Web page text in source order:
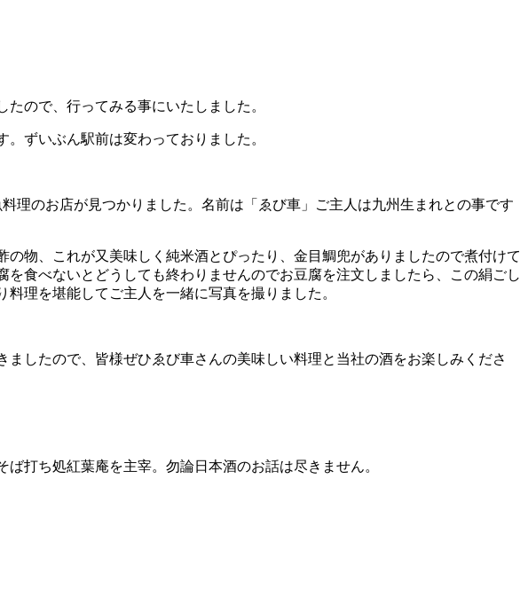
ので、行ってみる事にいたしました。
ずいぶん駅前は変わっておりました。
理のお店が見つかりました。名前は「ゑび車」ご主人は九州生まれとの事です
物、これが又美味しく純米酒とぴったり、金目鯛兜がありましたので煮付けて
食べないとどうしても終わりませんのでお豆腐を注文しましたら、この絹ごし
理を堪能してご主人を一緒に写真を撮りました。
したので、皆様ぜひゑび車さんの美味しい料理と当社の酒をお楽しみくださ
打ち処紅葉庵を主宰。勿論日本酒のお話は尽きません。